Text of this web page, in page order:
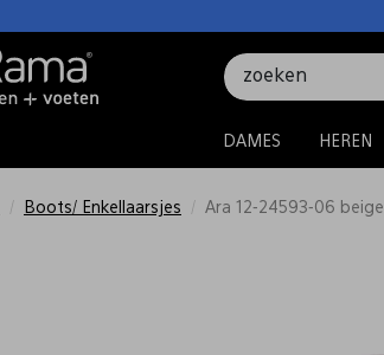
DAMES HEREN
Boots/ Enkellaarsjes Ara 12-24593-06 beige